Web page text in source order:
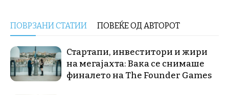
ПОВРЗАНИ СТАТИИ ПОВЕЌЕ ОД АВТОРОТ
Стартапи, инвеститори и жири
на мегајахта: Вака се снимаше
финалето на The Founder Games